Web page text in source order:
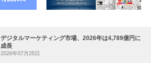
デジタルマーケティング市場、2026年は4,789億円に
成長
2026年07月25日